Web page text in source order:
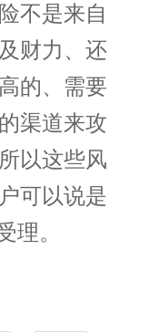
不是来自
财力、还
的、需要
渠道来攻
以这些风
可以说是
理。